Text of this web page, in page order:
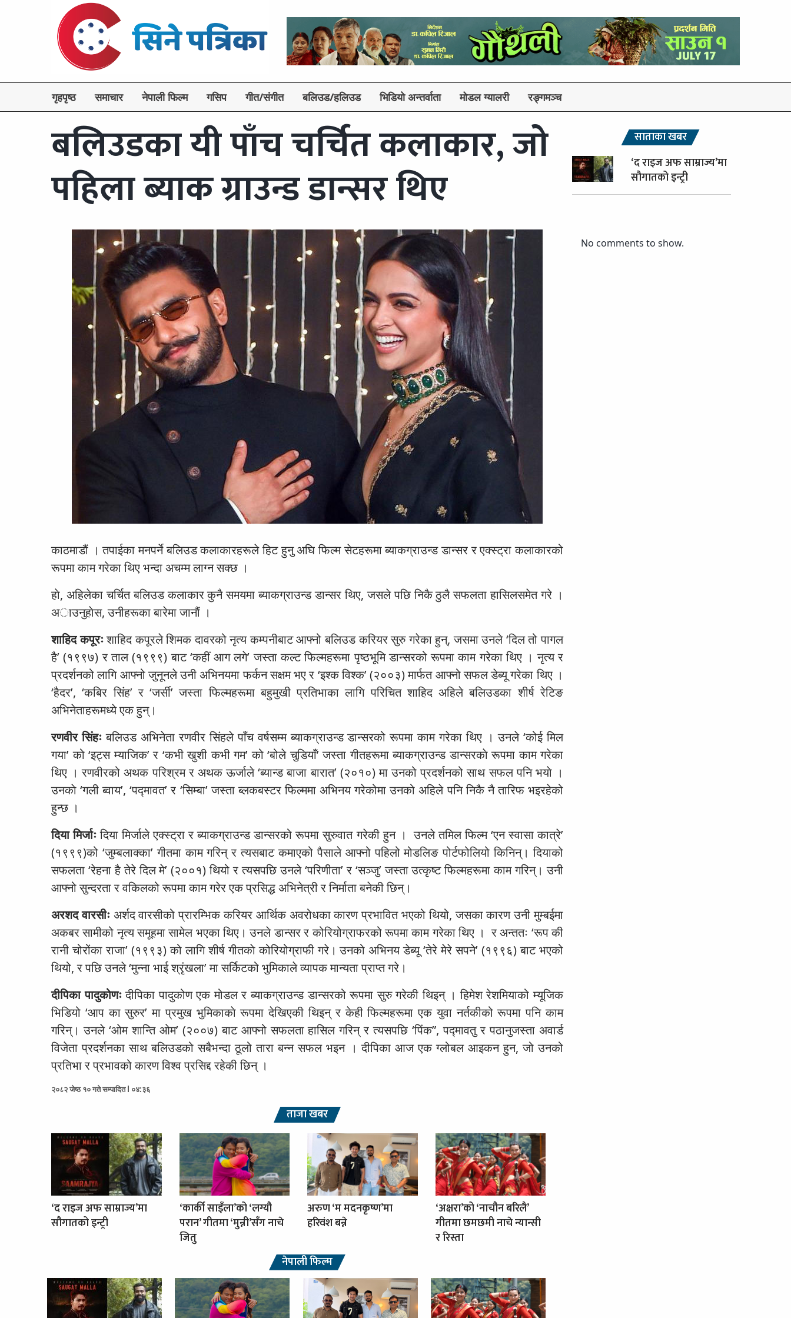
गृहपृष्ठ समाचार नेपाली फिल्म गसिप गीत/संगीत बलिउड/हलिउड भिडियो अन्तर्वाता मोडल ग्यालरी रङ्गमञ्च
बलिउडका यी पाँच चर्चित कलाकार, जाे
पहिला ब्याक ग्राउन्ड डान्सर थिए
काठमाडाैं । तपाईका मनपर्ने बलिउड कलाकारहरूले हिट हुनु अघि फिल्म सेटहरूमा ब्याकग्राउन्ड डान्सर र एक्स्ट्रा कलाकारको
रूपमा काम गरेका थिए भन्दा अचम्म लाग्न सक्छ ।
हाे, अहिलेका चर्चित बलिउड कलाकार कुनै समयमा ब्याकग्राउन्ड डान्सर थिए, जसले पछि निकै ठुलै सफलता हासिलसमेत गरे ।
अाउनुहाेस, उनीहरूका बारेमा जानाैं ।
शाहिद कपूरःशाहिद कपूरले शिमक दावरको नृत्य कम्पनीबाट आफ्नो बलिउड करियर सुरु गरेका हुन्, जसमा उनले ‘दिल तो पागल
है’ (१९९७) र ताल (१९९९) बाट ‘कहीं आग लगे’ जस्ता कल्ट फिल्महरूमा पृष्ठभूमि डान्सरको रूपमा काम गरेका थिए । नृत्य र
प्रदर्शनको लागि आफ्नो जुनूनले उनी अभिनयमा फर्कन सक्षम भए र ‘इश्क विश्क’ (२००३) मार्फत आफ्नो सफल डेब्यू गरेका थिए ।
‘हैदर’, ‘कबिर सिंह’ र ‘जर्सी’ जस्ता फिल्महरूमा बहुमुखी प्रतिभाका लागि परिचित शाहिद अहिले बलिउडका शीर्ष रेटिङ
अभिनेताहरूमध्ये एक हुन्।
रणवीर सिंहःबलिउड अभिनेता रणवीर सिंहले पाँच वर्षसम्म ब्याकग्राउन्ड डान्सरको रूपमा काम गरेका थिए । उनले ‘कोई मिल
गया’ को ‘इट्स म्याजिक’ र ‘कभी खुशी कभी गम’ को ‘बोले चुडियाँ’ जस्ता गीतहरूमा ब्याकग्राउन्ड डान्सरकाे रूपमा काम गरेका
थिए । रणवीरको अथक परिश्रम र अथक ऊर्जाले ‘ब्यान्ड बाजा बारात’ (२०१०) मा उनको प्रदर्शनको साथ सफल पनि भयाे ।
उनकाे ‘गली ब्वाय’, ‘पद्मावत’ र ‘सिम्बा’ जस्ता ब्लकबस्टर फिल्ममा अभिनय गरेकोमा उनको अहिले पनि निकै नै तारिफ भइरहेको
हुन्छ ।
दिया मिर्जाःदिया मिर्जाले एक्स्ट्रा र ब्याकग्राउन्ड डान्सरको रूपमा सुरुवात गरेकी हुन । उनले तमिल फिल्म ‘एन स्वासा कात्रे’
(१९९९)को ‘जुम्बलाक्का’ गीतमा काम गरिन् र त्यसबाट कमाएको पैसाले आफ्नो पहिलो मोडलिङ पोर्टफोलियो किनिन्। दियाको
सफलता ‘रेहना है तेरे दिल मे’ (२००१) थियो र त्यसपछि उनले ‘परिणीता’ र ‘सञ्जु’ जस्ता उत्कृष्ट फिल्महरूमा काम गरिन्। उनी
आफ्नो सुन्दरता र वकिलको रूपमा काम गरेर एक प्रसिद्ध अभिनेत्री र निर्माता बनेकी छिन्।
अरशद वारसीः अर्शद वारसीको प्रारम्भिक करियर आर्थिक अवरोधका कारण प्रभावित भएको थियो, जसका कारण उनी मुम्बईमा
अकबर सामीको नृत्य समूहमा सामेल भएका थिए। उनले डान्सर र कोरियोग्राफरको रूपमा काम गरेका थिए । र अन्ततः ‘रूप की
रानी चोरोंका राजा’ (१९९३) को लागि शीर्ष गीतकाे कोरियोग्राफी गरे। उनको अभिनय डेब्यू ‘तेरे मेरे सपने’ (१९९६) बाट भएको
थियो, र पछि उनले ‘मुन्ना भाई श्रृंखला’ मा सर्किटको भुमिकाले व्यापक मान्यता प्राप्त गरे।
दीपिका पादुकोणःदीपिका पादुकोण एक मोडल र ब्याकग्राउन्ड डान्सरको रूपमा सुरु गरेकी थिइन् । हिमेश रेशमियाको म्यूजिक
भिडियो ‘आप का सुरुर’ मा प्रमुख भुमिकाकाे रूपमा देखिएकी थिइन् र केही फिल्महरूमा एक युवा नर्तकीको रूपमा पनि काम
गरिन्। उनले ‘ओम शान्ति ओम’ (२००७) बाट आफ्नो सफलता हासिल गरिन् र त्यसपछि ‘पिंक”, पद्मावतु र पठानुजस्ता अवार्ड
विजेता प्रदर्शनका साथ बलिउडको सबैभन्दा ठूलो तारा बन्न सफल भइन । दीपिका आज एक ग्लोबल आइकन हुन, जो उनको
प्रतिभा र प्रभावको कारण विश्व प्रसिद्द रहेकी छिन् ।
२०८२ जेष्ठ १० गते सम्पादित l ०४:३६
ताजा खबर
‘द राइज अफ साम्राज्य’मा
सौगातको इन्ट्री
‘कार्की साइँला’को ‘लग्यौ
परान’ गीतमा ‘मुन्नी’सँग नाचे
जितु
अरुण ‘म मदनकृष्ण’मा
हरिवंश बन्ने
‘अक्षरा’को ‘नाचौन बरिलै’
गीतमा छमछमी नाचे न्यान्सी
र रिस्ता
नेपाली फिल्म
साताका खबर
‘द राइज अफ साम्राज्य’मा
सौगातको इन्ट्री
No comments to show.